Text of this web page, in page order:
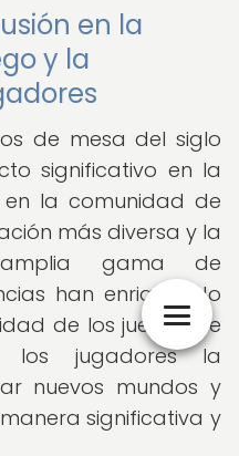
en la
y la
de mesa del siglo
significativo en la
la comunidad de
más diversa y la
gama de
han enriquecido
de los juegos de
los jugadores la
nuevos mundos y
significativa y